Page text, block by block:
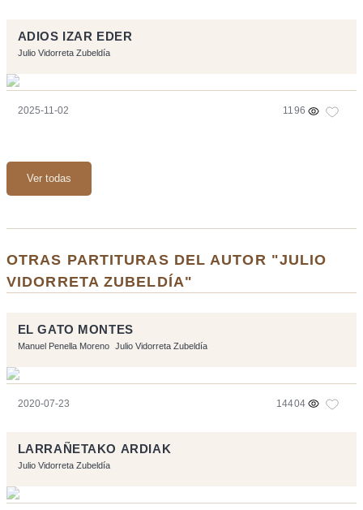
ADIOS IZAR EDER
Julio Vidorreta Zubeldía
2025-11-02 1196
Ver todas
OTRAS PARTITURAS DEL AUTOR "JULIO
VIDORRETA ZUBELDÍA"
EL GATO MONTES
Manuel Penella Moreno Julio Vidorreta Zubeldía
2020-07-23 14404
LARRAÑETAKO ARDIAK
Julio Vidorreta Zubeldía